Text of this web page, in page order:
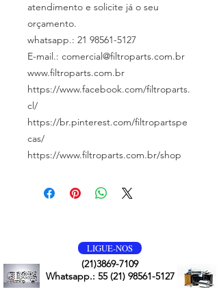
atendimento e solicite já o seu
orçamento.
whatsapp.: 21 98561-5127
E-mail.: comercial@filtroparts.com.br
www.filtroparts.com.br
https://www.facebook.com/filtroparts.
cl/
https://br.pinterest.com/filtropartspe
cas/
https://www.filtroparts.com.br/shop
LIGUE-NOS
(21)3869-7109
Whatsapp.: 55 (21) 98561-5127